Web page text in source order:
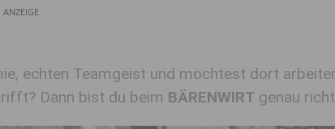
ANZEIGE
echten Teamgeist und möchtest dort
Dann bist du beim BÄRENWIRT genau